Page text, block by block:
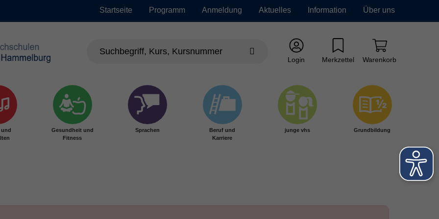
Startseite Programm Anmeldung Aktuelles Information Über uns
Login Merkzettel Warenkorb
Gesundheit und
Fitness
Sprachen
Beruf und
Karriere
junge vhs Grundbildung